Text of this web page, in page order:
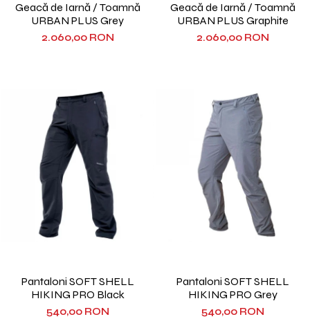
Geacă de Iarnă / Toamnă
URBAN PLUS Grey
2.060,00 RON
Geacă de Iarnă / Toamnă
URBAN PLUS Graphite
2.060,00 RON
Pantaloni SOFT SHELL
HIKING PRO Black
540,00 RON
Pantaloni SOFT SHELL
HIKING PRO Grey
540,00 RON